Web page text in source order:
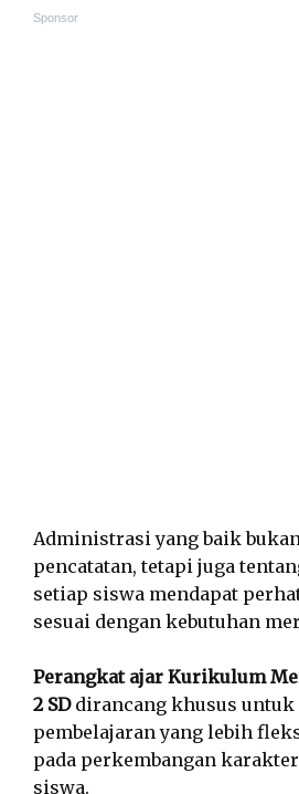
Sponsor
Administrasi yang baik
pencatatan, tetapi juga
setiap siswa mendapat
sesuai dengan kebutuhan
Perangkat ajar Kurikulum
2 SDdirancang khusus untuk
pembelajaran yang lebih
pada perkembangan
siswa.